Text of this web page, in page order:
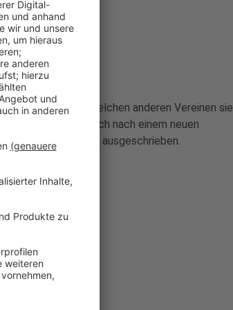
Lynch. Zu welchen anderen Vereinen sie
die Giants noch nach einem neuen
Stelle öffentlich ausgeschrieben.